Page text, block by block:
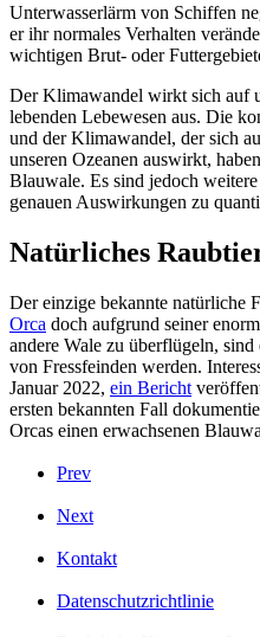
Unterwasserlärm von Schiffen
er ihr normales Verhalten
wichtigen Brut- oder
Der Klimawandel wirkt sich auf
lebenden Lebewesen aus. Die
und der Klimawandel, der sich
unseren Ozeanen auswirkt,
Blauwale. Es sind jedoch
genauen Auswirkungen zu
Natürliches
Der einzige bekannte natürliche
Orca doch aufgrund seiner
andere Wale zu überflügeln,
von Fressfeinden werden.
Januar 2022, ein Bericht
ersten bekannten Fall
Orcas einen erwachsenen
Prev
Next
Kontakt
Datenschutzrichtlinie